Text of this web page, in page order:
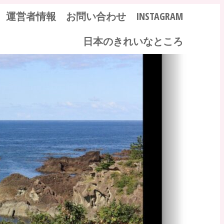
運営者情報 お問い合わせ
INSTAGRAM
日本のきれいなところ